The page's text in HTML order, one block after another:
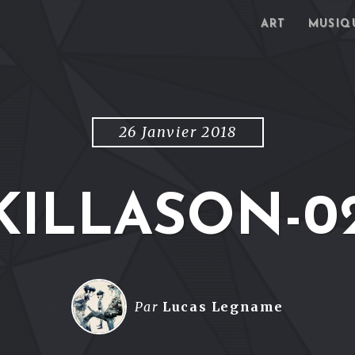
ART
26 Janvier 2018
Par Lucas Legname